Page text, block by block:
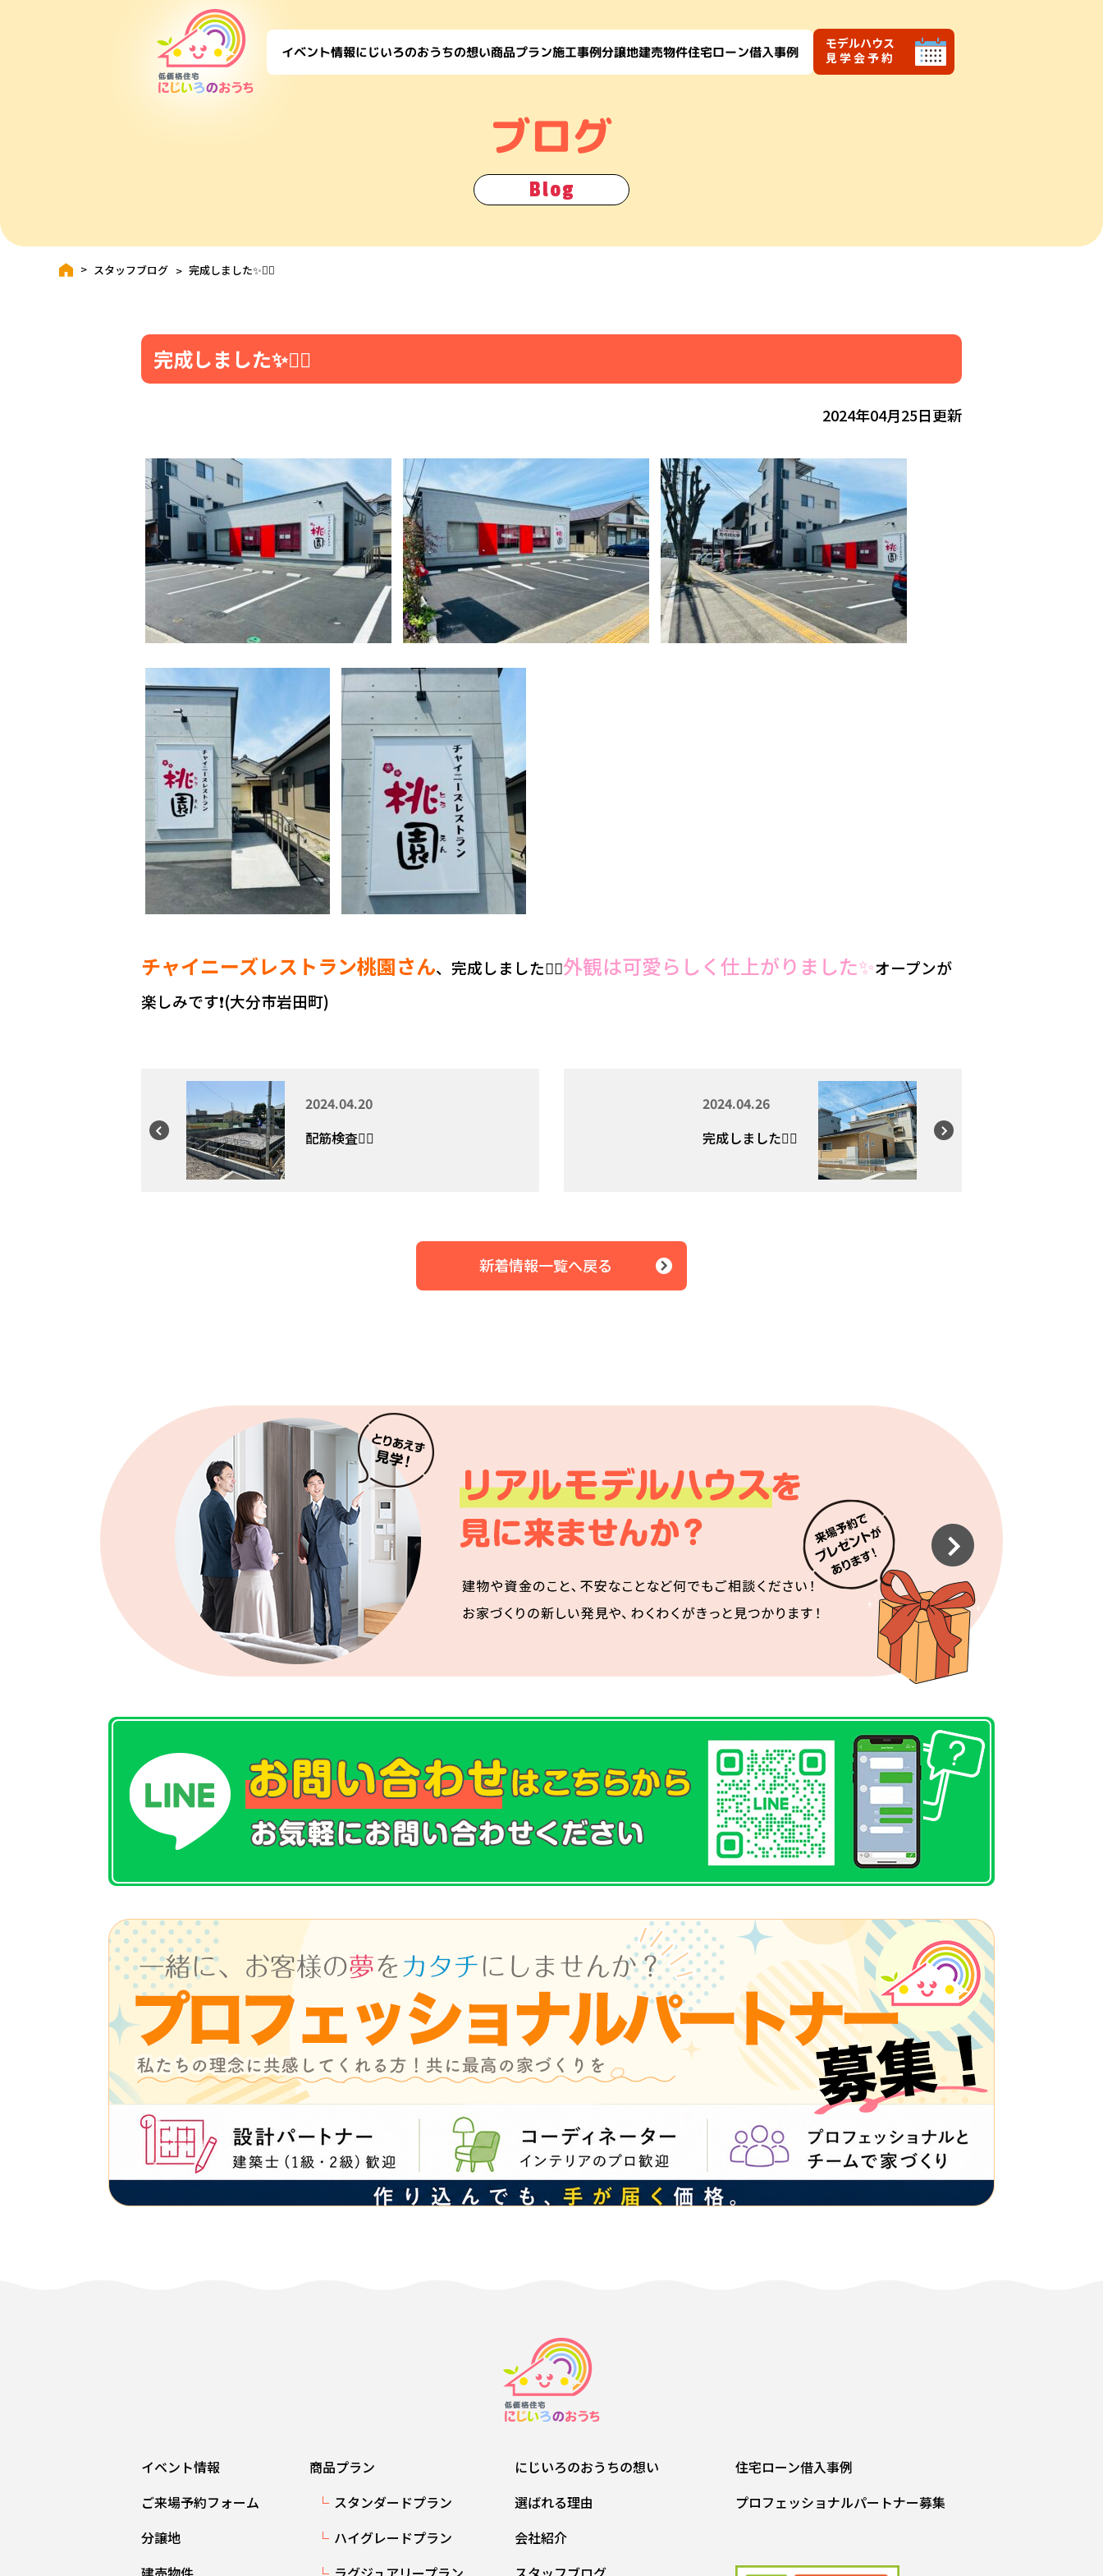
イベント情報にじいろのおうちの想い商品プラン施工事例分譲地建売物件住宅ローン借入事例
モデルハウス
見学会予約
ブログ
Blog
スタッフブログ 完成しました✨👷‍♂️
完成しました✨👷‍♂️
2024年04月25日更新
チャイニーズレストラン桃園さん、完成しました👷‍♂️外観は可愛らしく仕上がりました✨オープンが
楽しみです❗️(大分市岩田町)
2024.04.20
配筋検査👷‍♂️
2024.04.26
完成しました👷‍♂️
新着情報一覧へ戻る
イベント情報
ご来場予約フォーム
分譲地
商品プラン
スタンダードプラン
ハイグレードプラン
にじいろのおうちの想い
選ばれる理由
会社紹介
住宅ローン借入事例
プロフェッショナルパートナー募集